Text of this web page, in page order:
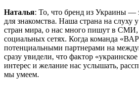
Наталья: То, что бренд из Украины —
для знакомства. Наша страна на слуху
стран мира, о нас много пишут в СМИ,
социальных сетях. Когда команда
потенциальными партнерами на
сразу увидели, что фактор
интерес и желание нас услышать,
мы умеем.